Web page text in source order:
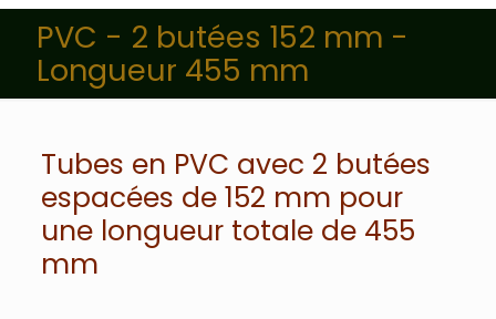
PVC - 2 butées 152 mm -
Longueur 455 mm
Tubes en PVC avec 2 butées
espacées de 152 mm pour
une longueur totale de 455
mm